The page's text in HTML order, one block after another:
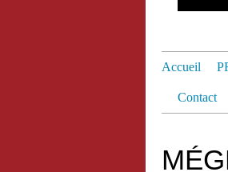
Accueil
Contact